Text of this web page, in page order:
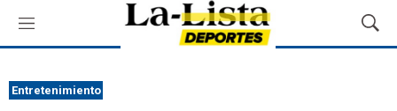
M
e
ú
M
o
Entretenimiento